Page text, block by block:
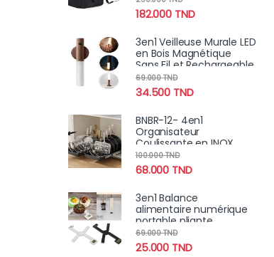
Chargement USB
182.000 TND
3en1 Veilleuse Murale LED
en Bois Magnétique
Sans Fil et Rechargeable
avec Détecteur de
Mouvement
34.500 TND
69.000TND
BNBR-12- 4en1
Organisateur
Coulissante en INOX
avec 8 séparateurs
réglables
68.000 TND
100.000TND
3en1 Balance
alimentaire numérique
portable pliante
compacte, très précise
avec écran LCD 5Kg
25.000 TND
69.000TND